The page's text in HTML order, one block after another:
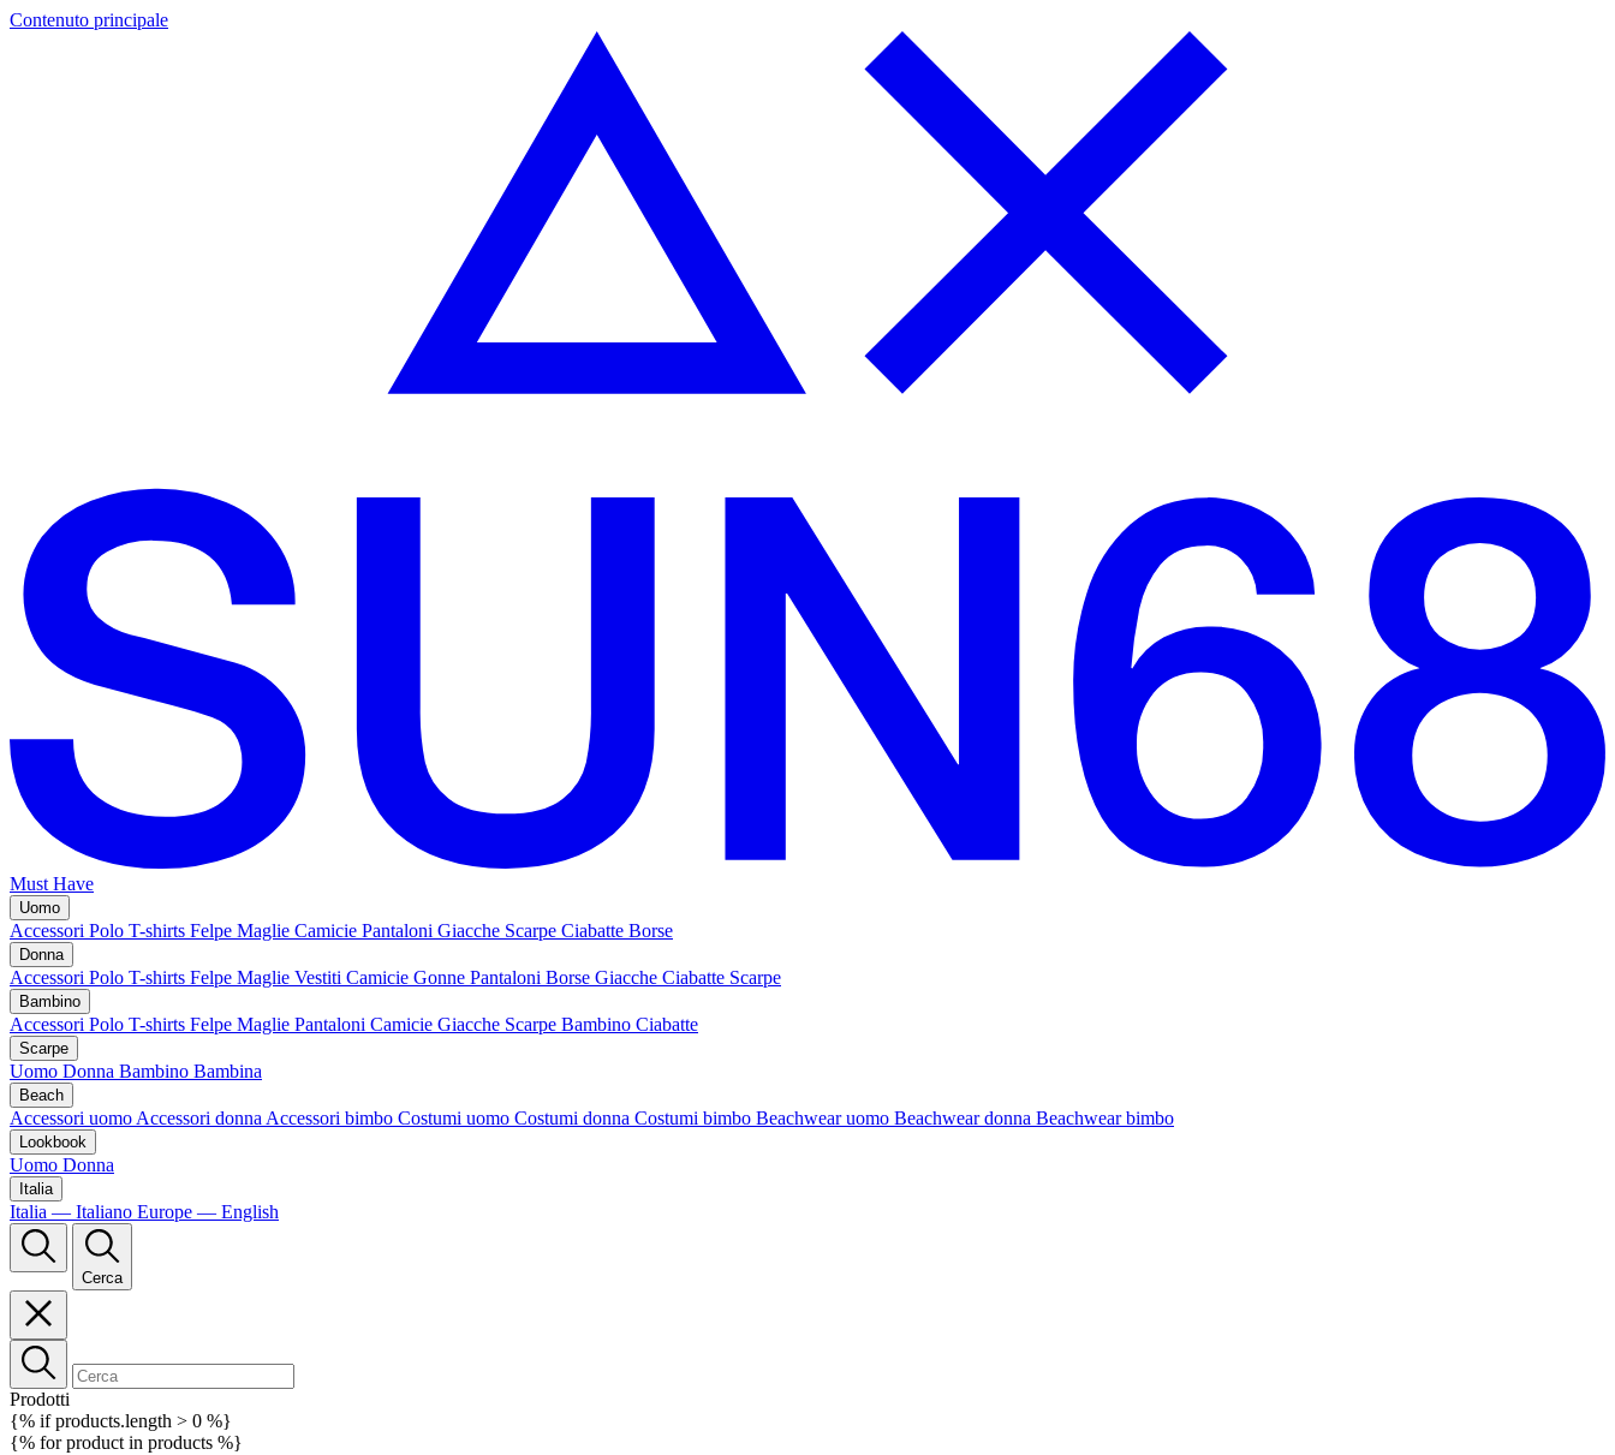
Contenuto principale
Must Have
Uomo
Accessori Polo T-shirts Felpe Maglie Camicie Pantaloni Giacche Scarpe Ciabatte Borse
Donna
Accessori Polo T-shirts Felpe Maglie Vestiti Camicie Gonne Pantaloni Borse Giacche Ciabatte Scarpe
Bambino
Accessori Polo T-shirts Felpe Maglie Pantaloni Camicie Giacche Scarpe Bambino Ciabatte
Scarpe
Uomo Donna Bambino Bambina
Beach
Accessori uomoAccessori donnaAccessori bimbo Costumi uomo Costumi donna Costumi bimbo Beachwear uomo Beachwear donna Beachwear bimbo
Lookbook
Uomo Donna
Italia
Italia — Italiano Europe — English
Cerca
Prodotti
{% if products.length > 0 %}
{% for product in products %}